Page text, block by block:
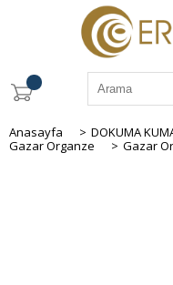
Anasayfa > DOKUMA
Gazar Organze
> Gazar